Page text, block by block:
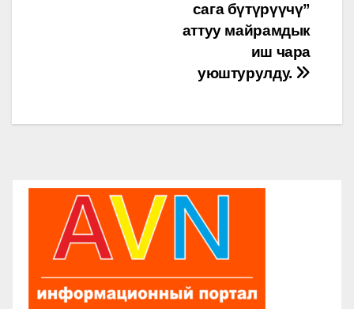
сага бүтүрүүчү”
аттуу майрамдык
иш чара
уюштурулду.